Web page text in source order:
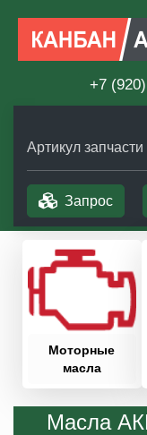
+7
Артикул запчасти
Запрос
Моторные
масла
Масла